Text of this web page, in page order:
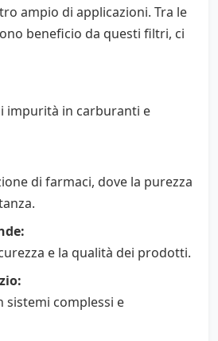
ampio di applicazioni. Tra le
beneficio da questi filtri, ci
impurità in carburanti e
di farmaci, dove la purezza
e la qualità dei prodotti.
sistemi complessi e